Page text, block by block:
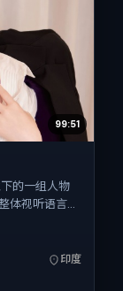
99:51
的一组人物
体视听语言，
档公映，片长
印度